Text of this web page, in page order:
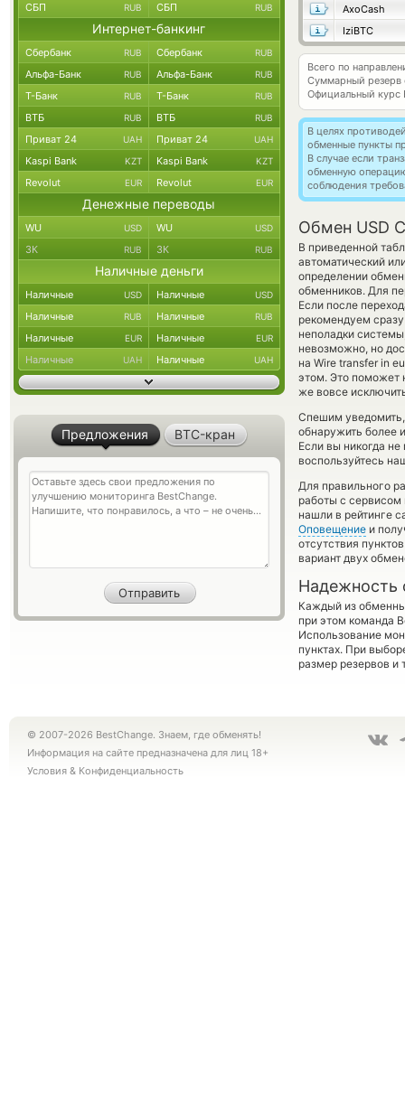
AxoCash
IziBTC
Всего по
Суммарный резерв
Официальный курс
В целях
обменные пункты
В случае если
обменную
соблюдения
Обмен USD
В приведенной
автоматический
определении
обменников. Для
Если после
рекомендуем
неполадки
невозможно, но
на Wire transfer in
этом. Это поможет
же вовсе
Спешим
обнаружить более
Если вы никогда
воспользуйтесь
Для правильного
работы с
нашли в рейтинге
Оповещение и
отсутствия
вариант двух
Надежность
Каждый из
при этом команда
Использование
пунктах. При
размер резервов и
СБП RUB СБП RUB
Интернет-банкинг
Сбербанк RUB Сбербанк RUB
Альфа-Банк RUB Альфа-Банк RUB
Т-Банк RUB Т-Банк RUB
ВТБ RUB ВТБ RUB
Приват 24 UAH Приват 24 UAH
Kaspi Bank KZT Kaspi Bank KZT
Revolut EUR Revolut EUR
Денежные переводы
WU USD WU USD
ЗК RUB ЗК RUB
Наличные деньги
Наличные USD Наличные USD
Наличные RUB Наличные RUB
Наличные EUR Наличные EUR
Наличные UAH Наличные UAH
Предложения BTC-кран
© 2007-2026 BestChange. Знаем, где обменять!
Информация на сайте предназначена для лиц 18+
Условия & Конфиденциальность